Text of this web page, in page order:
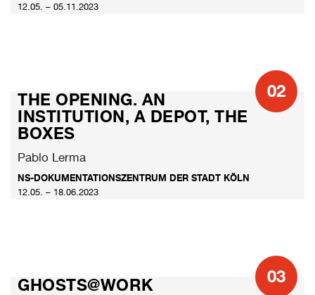
12.05. – 05.11.2023
02
THE OPENING. AN
INSTITUTION, A DEPOT, THE
BOXES
Pablo Lerma
NS-DOKUMENTATIONSZENTRUM DER STADT KÖLN
12.05. – 18.06.2023
03
GHOSTS@WORK